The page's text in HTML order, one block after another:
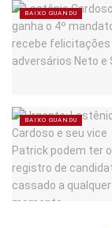
BAIXO GUANDU
BAIXO GUANDU